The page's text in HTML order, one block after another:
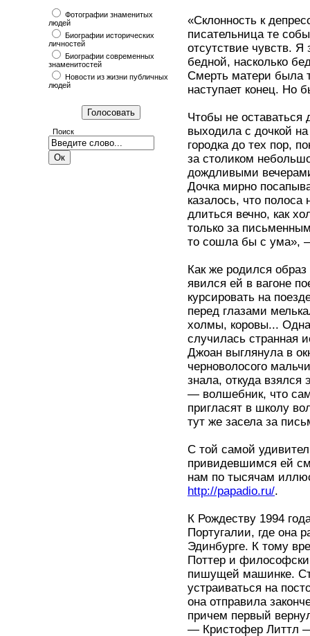
Фотографии знаменитых
людей
Биографии исторических
личностей
Биографии современных
знаменитостей
Новости из жизни публичных
людей
Поиск
«Склонность к
писательница те
отсутствие чувств.
бедной, насколько
Смерть матери была
наступает конец. Но
Чтобы не оставаться
выходила с дочкой
городка до тех пор,
за столиком
дождливыми
Дочка мирно
казалось, что полоса
длиться вечно, как
только за
то сошла бы с ума»,
Как же родился
явился ей в вагоне
курсировать на
перед глазами
холмы, коровы...
случилась странная
Джоан выглянула в
черноволосого
знала, откуда взялся
— волшебник, что сам
пригласят в школу
тут же засела за
С той самой
привидевшимся ей
нам по тысячам
http://papadio.ru/.
К Рождеству 1994
Португалии, где она
Эдинбурге. К тому
Поттер и
пишущей машинке.
устраиваться на
она отправила
причем первый
— Кристофер Литтл —